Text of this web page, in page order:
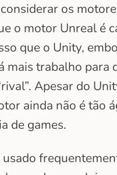
os
o motor Unreal é
que o Unity,
mais trabalho para
Apesar do
ainda não é tão
de games.